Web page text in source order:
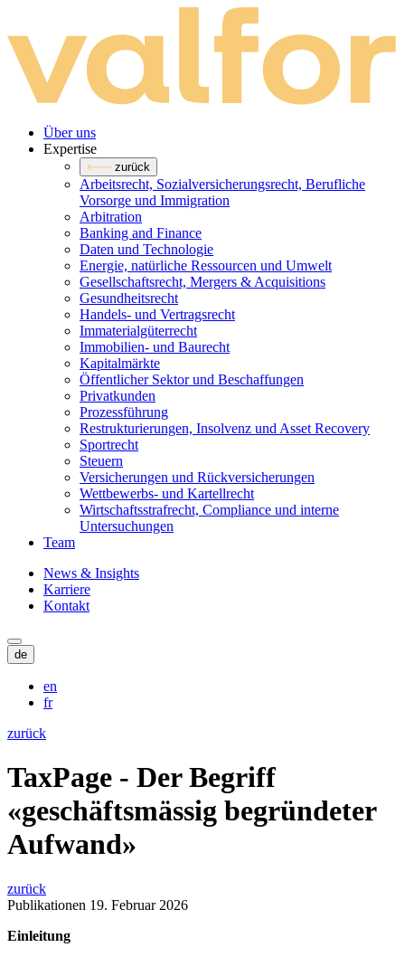
Über uns
Expertise
zurück
Arbeitsrecht, Sozialversicherungsrecht, Berufliche
Vorsorge und Immigration
Arbitration
Banking and Finance
Daten und Technologie
Energie, natürliche Ressourcen und Umwelt
Gesellschaftsrecht, Mergers & Acquisitions
Gesundheitsrecht
Handels- und Vertragsrecht
Immaterialgüterrecht
Immobilien- und Baurecht
Kapitalmärkte
Öffentlicher Sektor und Beschaffungen
Privatkunden
Prozessführung
Restrukturierungen, Insolvenz und Asset Recovery
Sportrecht
Steuern
Versicherungen und Rückversicherungen
Wettbewerbs- und Kartellrecht
Wirtschaftsstrafrecht, Compliance und interne
Untersuchungen
Team
News & Insights
Karriere
Kontakt
de
en
fr
zurück
TaxPage - Der Begriff
«geschäftsmässig begründeter
Aufwand»
zurück
Publikationen 19. Februar 2026
Einleitung